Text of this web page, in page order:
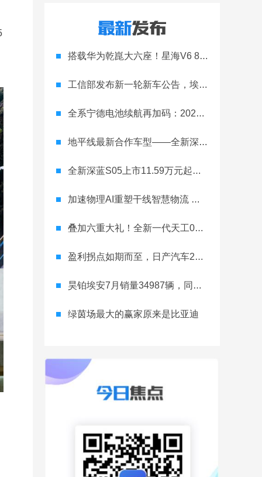
搭载华为乾崑大六座！星海V6 8月8日开启预售
工信部发布新一轮新车公告，埃安Ray 7引发关注
全系宁德电池续航再加码：2027款埃安RT上市，9.98万元起
地平线最新合作车型——全新深蓝S05正式上市！
全新深蓝S05上市11.59万元起，全球时尚激光智能SUV全面进阶
加速物理AI重塑干线智慧物流 智加科技战略合作图达通
叠加六重大礼！全新一代天工08 670 Max上市限时价17.99万元
盈利拐点如期而至，日产汽车26财年一季度财报释放稳健增长信号
昊铂埃安7月销量34987辆，同比增长31.74%，全新Ray系列蓄势待发
绿茵场最大的赢家原来是比亚迪